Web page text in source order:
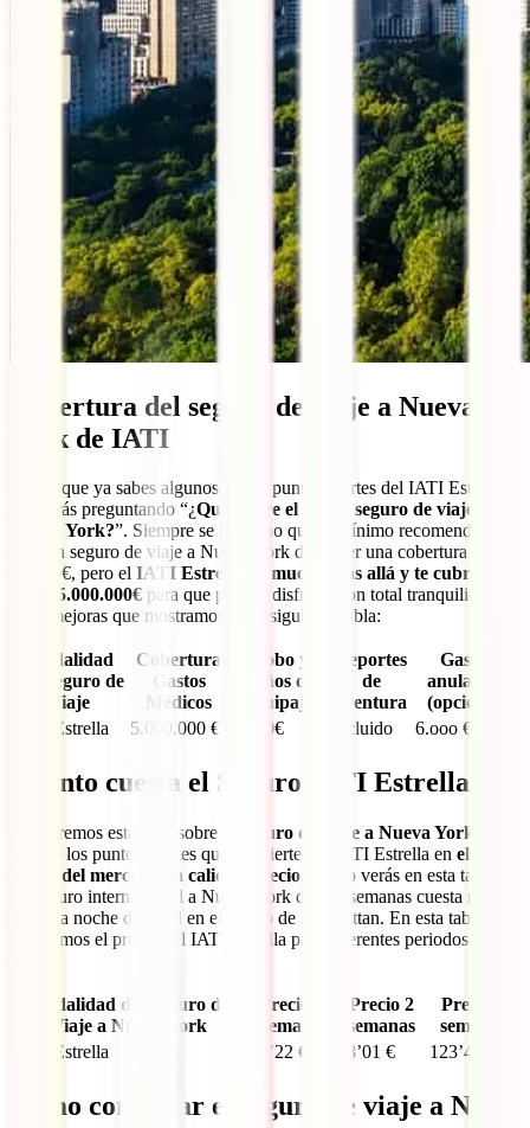
Cobertura del seguro de viaje a Nueva
York de IATI
Ahora que ya sabes algunos de los puntos fuertes del IATI Estrella
te estarás preguntando “¿Qué cubre el mejor seguro de viaje a
Nueva York?”. Siempre se ha dicho que el mínimo recomendado
para un seguro de viaje a Nueva York debía ser una cobertura de
200.00€, pero el IATI Estrella va mucho más allá y te cubre con
hasta 5.000.000€ para que puedas disfrutar con total tranquilidad y
otras mejoras que mostramos en la siguiente tabla:
Modalidad
del Seguro de
Viaje
Cobertura
Gastos
Médicos
Robo y
daños de
equipaje
Deportes
de
aventura
Gastos
anulación
(opcional)
IATI Estrella
5.000.000 € 2.500€ Incluido 6.ooo €
Cuánto cuesta el Seguro IATI Estrella
Acabaremos esta guía sobre el seguro de viaje a Nueva York
otro de los puntos fuertes que convierten al IATI Estrella en el
mejor del mercado en calidad precio . Como verás en esta tabla,
un seguro internacional a Nueva York de dos semanas cuesta menos
que una noche de hotel en el centro de Manhattan. En esta tabla te
mostramos el precio del IATI Estrella para diferentes periodos de tu
Modalidad del Seguro de
Viaje a Nueva York
Precio 1
semana
Precio 2
semanas
Precio 3
semanas
IATI Estrella
60’22 € 98’01 € 123’42 €
Cómo contratar el seguro de viaje a NY